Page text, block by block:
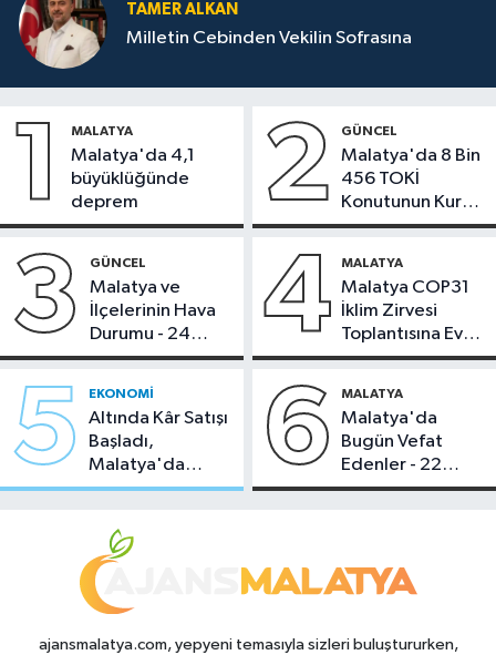
TAMER ALKAN
Milletin Cebinden Vekilin Sofrasına
1 MALATYA
Malatya'da 4,1
büyüklüğünde
deprem
2 GÜNCEL
Malatya'da 8 Bin
456 TOKİ
Konutunun Kurası
Bugün Çekiliyor
3 GÜNCEL
Malatya ve
İlçelerinin Hava
Durumu - 24
Temmuz 2026
4 MALATYA
Malatya COP31
İklim Zirvesi
Toplantısına Ev
Sahipliği Yaptı
5 EKONOMI
Altında Kâr Satışı
Başladı,
Malatya'da
Makas Ne
6 MALATYA
Malatya'da
Bugün Vefat
Edenler - 22
Temmuz 2026
ajansmalatya.com, yepyeni temasıyla sizleri buluştururken,